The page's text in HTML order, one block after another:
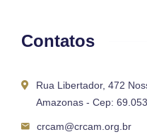
Contatos
Rua Libertador, 472
Amazonas - Cep:
crcam@crcam.org.br